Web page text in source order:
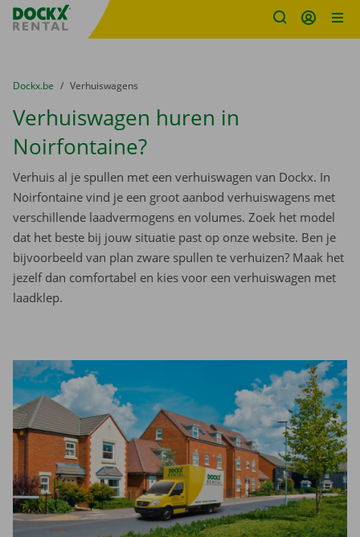
Fratello DEMO
U bevindt zich hier:
van
Dockx.be naar
Verhuiswagens
Verhuiswagen huren in
Noirfontaine?
Verhuis al je spullen met een verhuiswagen van Dockx. In
Noirfontaine vind je een groot aanbod verhuiswagens met
verschillende laadvermogens en volumes. Zoek het model
dat het beste bij jouw situatie past op onze website. Ben je
bijvoorbeeld van plan zware spullen te verhuizen? Maak het
jezelf dan comfortabel en kies voor een verhuiswagen met
laadklep.